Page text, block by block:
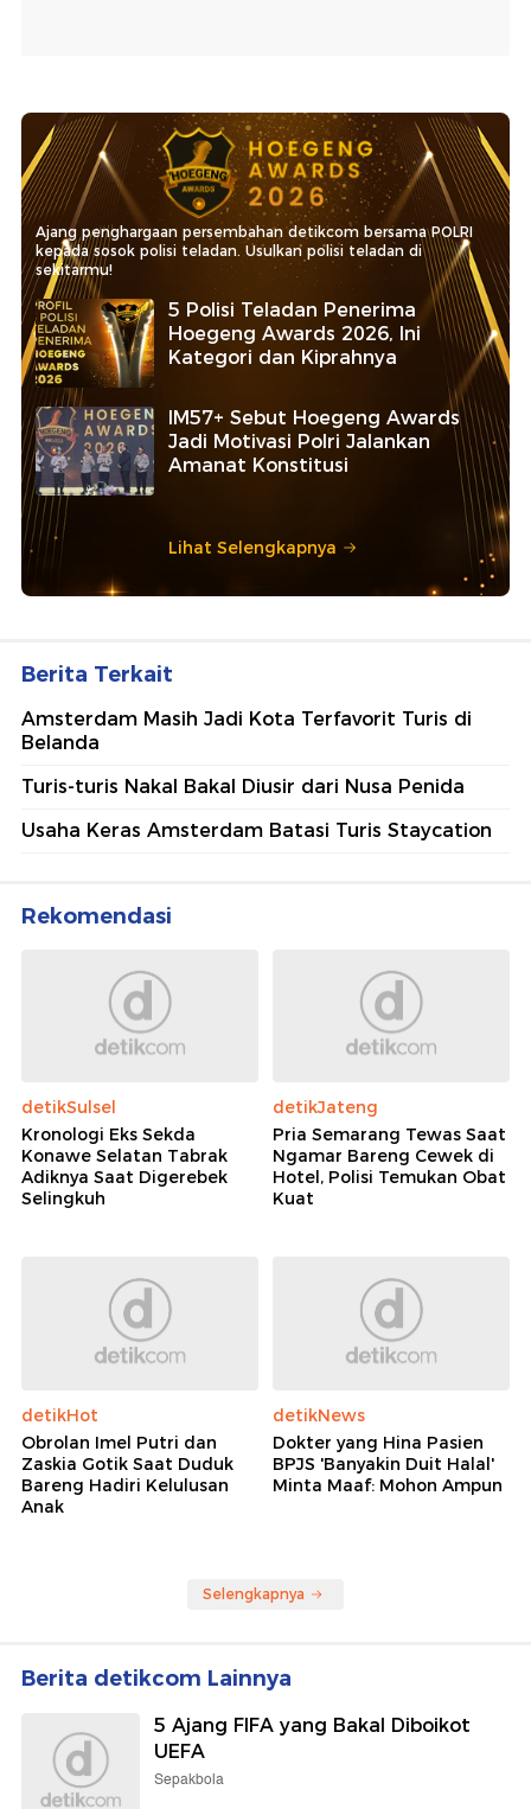
Ajang penghargaan persembahan detikcom bersama POLRI
kepada sosok polisi teladan. Usulkan polisi teladan di
sekitarmu!
5 Polisi Teladan Penerima
Hoegeng Awards 2026, Ini
Kategori dan Kiprahnya
IM57+ Sebut Hoegeng Awards
Jadi Motivasi Polri Jalankan
Amanat Konstitusi
Lihat Selengkapnya
Berita Terkait
Amsterdam Masih Jadi Kota Terfavorit Turis di
Belanda
Turis-turis Nakal Bakal Diusir dari Nusa Penida
Usaha Keras Amsterdam Batasi Turis Staycation
Rekomendasi
detikSulsel
Kronologi Eks Sekda
Konawe Selatan Tabrak
Adiknya Saat Digerebek
Selingkuh
detikJateng
Pria Semarang Tewas Saat
Ngamar Bareng Cewek di
Hotel, Polisi Temukan Obat
Kuat
detikHot
Obrolan Imel Putri dan
Zaskia Gotik Saat Duduk
Bareng Hadiri Kelulusan
Anak
detikNews
Dokter yang Hina Pasien
BPJS 'Banyakin Duit Halal'
Minta Maaf: Mohon Ampun
Selengkapnya
Berita detikcom Lainnya
5 Ajang FIFA yang Bakal Diboikot
UEFA
Sepakbola